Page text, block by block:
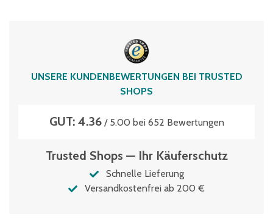
UNSERE KUNDENBEWERTUNGEN BEI TRUSTED
SHOPS
GUT: 4.36/ 5.00 bei 652 Bewertungen
Trusted Shops — Ihr Käuferschutz
Schnelle Lieferung
Versandkostenfrei ab 200 €